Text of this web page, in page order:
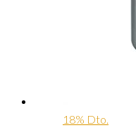
18% Dto.